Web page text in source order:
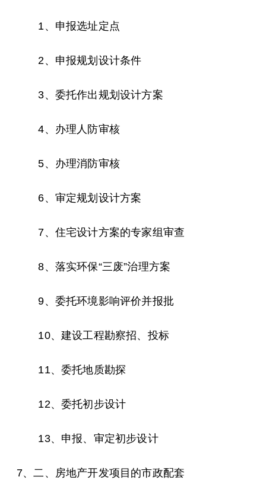
1、申报选址定点
2、申报规划设计条件
3、委托作出规划设计方案
4、办理人防审核
5、办理消防审核
6、审定规划设计方案
7、住宅设计方案的专家组审查
8、落实环保“三废”治理方案
9、委托环境影响评价并报批
10、建设工程勘察招、投标
11、委托地质勘探
12、委托初步设计
13、申报、审定初步设计
7、二、房地产开发项目的市政配套